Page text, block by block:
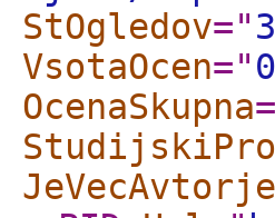
StOgledov="
VsotaOcen="0
OcenaSkupna